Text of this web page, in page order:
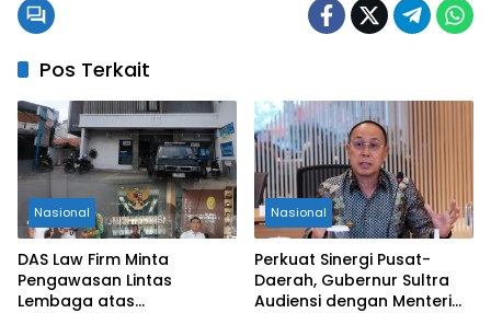
Pos Terkait
Nasional
DAS Law Firm Minta
Pengawasan Lintas
Lembaga atas
Nasional
Perkuat Sinergi Pusat-
Daerah, Gubernur Sultra
Audiensi dengan Menteri